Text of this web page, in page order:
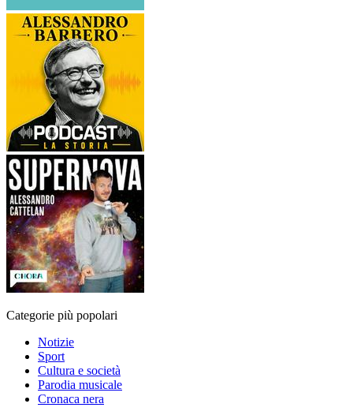
Categorie più popolari
Notizie
Sport
Cultura e società
Parodia musicale
Cronaca nera